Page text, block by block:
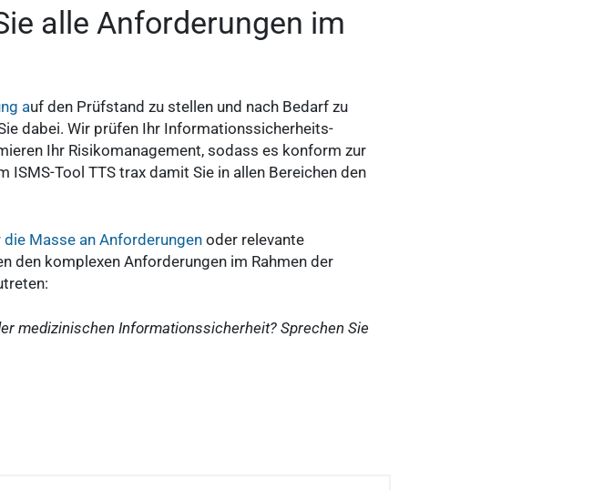
alle Anforderungen im
auf den Prüfstand zu stellen und nach Bedarf zu
dabei. Wir prüfen Ihr Informationssicherheits-
Ihr Risikomanagement, sodass es konform zur
Tool TTS trax damit Sie in allen Bereichen den
Masse an Anforderungen oder relevante
den komplexen Anforderungen im Rahmen der
medizinischen Informationssicherheit? Sprechen Sie